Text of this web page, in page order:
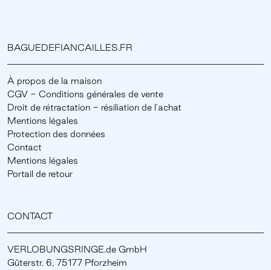
BAGUEDEFIANCAILLES.FR
À propos de la maison
CGV - Conditions générales de vente
Droit de rétractation - résiliation de l'achat
Mentions légales
Protection des données
Contact
Mentions légales
Portail de retour
CONTACT
VERLOBUNGSRINGE.de GmbH
Güterstr. 6, 75177 Pforzheim